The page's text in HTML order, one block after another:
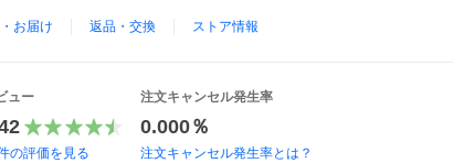
お届け 返品・交換 ストア情報
ュー
の評価を見る
注文キャンセル発生率
0.000％
注文キャンセル発生率とは？